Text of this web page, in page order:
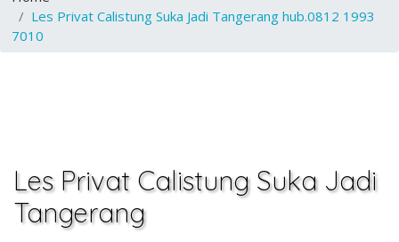
Les Privat Calistung Suka Jadi Tangerang hub.0812 1993
7010
Les Privat Calistung Suka Jadi
Tangerang